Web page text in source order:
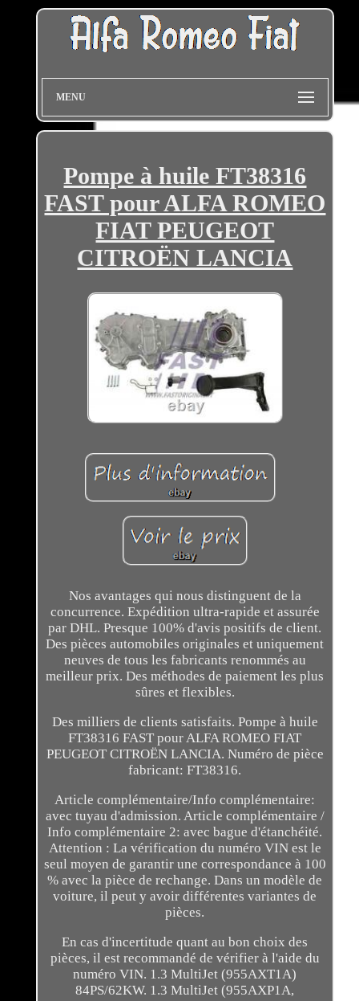
MENU
Pompe à huile FT38316
FAST pour ALFA ROMEO
FIAT PEUGEOT
CITROËN LANCIA
Nos avantages qui nous distinguent de la
concurrence. Expédition ultra-rapide et assurée
par DHL. Presque 100% d'avis positifs de client.
Des pièces automobiles originales et uniquement
neuves de tous les fabricants renommés au
meilleur prix. Des méthodes de paiement les plus
sûres et flexibles.
Des milliers de clients satisfaits. Pompe à huile
FT38316 FAST pour ALFA ROMEO FIAT
PEUGEOT CITROËN LANCIA. Numéro de pièce
fabricant: FT38316.
Article complémentaire/Info complémentaire:
avec tuyau d'admission. Article complémentaire /
Info complémentaire 2: avec bague d'étanchéité.
Attention : La vérification du numéro VIN est le
seul moyen de garantir une correspondance à 100
% avec la pièce de rechange. Dans un modèle de
voiture, il peut y avoir différentes variantes de
pièces.
En cas d'incertitude quant au bon choix des
pièces, il est recommandé de vérifier à l'aide du
numéro VIN. 1.3 MultiJet (955AXT1A)
84PS/62KW. 1.3 MultiJet (955AXP1A,